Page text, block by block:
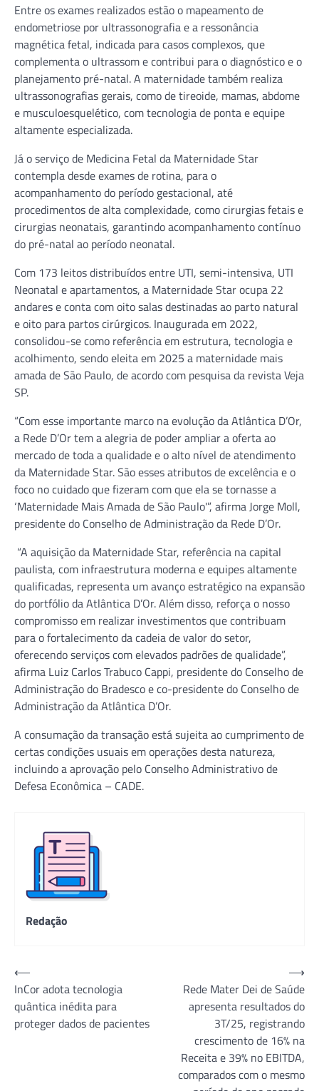
Entre os exames realizados estão o mapeamento de
endometriose por ultrassonografia e a ressonância
magnética fetal, indicada para casos complexos, que
complementa o ultrassom e contribui para o diagnóstico e o
planejamento pré-natal. A maternidade também realiza
ultrassonografias gerais, como de tireoide, mamas, abdome
e musculoesquelético, com tecnologia de ponta e equipe
altamente especializada.
Já o serviço de Medicina Fetal da Maternidade Star
contempla desde exames de rotina, para o
acompanhamento do período gestacional, até
procedimentos de alta complexidade, como cirurgias fetais e
cirurgias neonatais, garantindo acompanhamento contínuo
do pré-natal ao período neonatal.
Com 173 leitos distribuídos entre UTI, semi-intensiva, UTI
Neonatal e apartamentos, a Maternidade Star ocupa 22
andares e conta com oito salas destinadas ao parto natural
e oito para partos cirúrgicos. Inaugurada em 2022,
consolidou-se como referência em estrutura, tecnologia e
acolhimento, sendo eleita em 2025 a maternidade mais
amada de São Paulo, de acordo com pesquisa da revista Veja
SP.
“Com esse importante marco na evolução da Atlântica D’Or,
a Rede D’Or tem a alegria de poder ampliar a oferta ao
mercado de toda a qualidade e o alto nível de atendimento
da Maternidade Star. São esses atributos de excelência e o
foco no cuidado que fizeram com que ela se tornasse a
‘Maternidade Mais Amada de São Paulo'”, afirma Jorge Moll,
presidente do Conselho de Administração da Rede D’Or.
“A aquisição da Maternidade Star, referência na capital
paulista, com infraestrutura moderna e equipes altamente
qualificadas, representa um avanço estratégico na expansão
do portfólio da Atlântica D’Or. Além disso, reforça o nosso
compromisso em realizar investimentos que contribuam
para o fortalecimento da cadeia de valor do setor,
oferecendo serviços com elevados padrões de qualidade”,
afirma Luiz Carlos Trabuco Cappi, presidente do Conselho de
Administração do Bradesco e co-presidente do Conselho de
Administração da Atlântica D’Or.
A consumação da transação está sujeita ao cumprimento de
certas condições usuais em operações desta natureza,
incluindo a aprovação pelo Conselho Administrativo de
Defesa Econômica – CADE.
Redação
Navegação
de
Post
⟵
InCor adota tecnologia
quântica inédita para
proteger dados de pacientes
Rede Mater Dei de Saúde
apresenta resultados do
3T/25, registrando
crescimento de 16% na
Receita e 39% no EBITDA,
comparados com o mesmo
⟶